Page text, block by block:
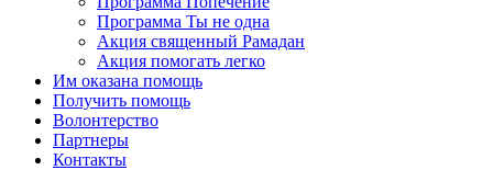
Программа Ты не одна
Акция священный Рамадан
Акция помогать легко
Им оказана помощь
Получить помощь
Волонтерство
Партнеры
Контакты